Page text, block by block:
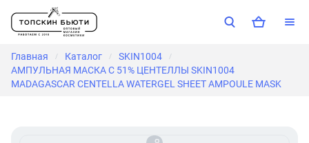
Главная / Каталог / SKIN1004 /
АМПУЛЬНАЯ МАСКА С 51% ЦЕНТЕЛЛЫ SKIN1004
MADAGASCAR CENTELLA WATERGEL SHEET AMPOULE MASK